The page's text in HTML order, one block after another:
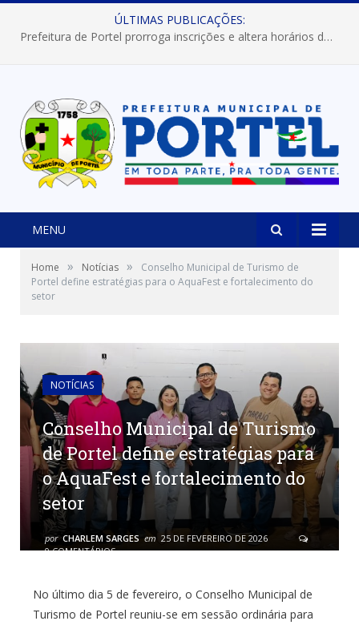
ÚLTIMAS PUBLICAÇÕES:
Prefeitura de Portel prorroga inscrições e altera horários dos concursos “Musa” e “Miss Mix Verão 2026”
MENU
Home » Notícias »
Conselho Municipal de Turismo de
Portel define estratégias para o AquaFest e fortalecimento do
setor
NOTÍCIAS
Conselho Municipal de Turismo
de Portel define estratégias para
o AquaFest e fortalecimento do
setor
por CHARLEM SARGES em 25 DE FEVEREIRO DE 2026
0 COMENTÁRIOS
No último dia 5 de fevereiro, o Conselho Municipal de
Turismo de Portel reuniu-se em sessão ordinária para